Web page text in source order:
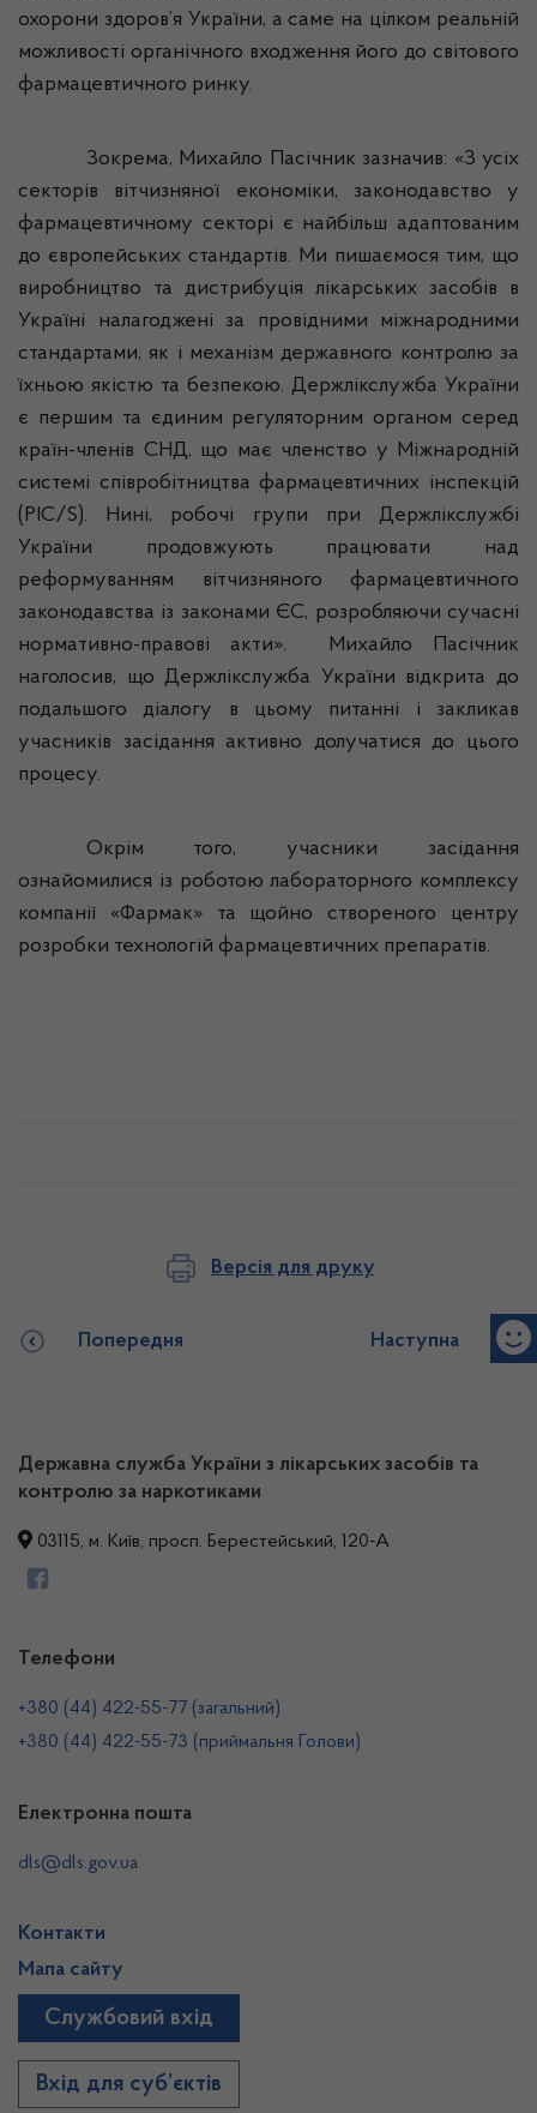
охорони здоров’я України, а саме на цілком реальній
можливості органічного входження його до світового
фармацевтичного ринку.
Зокрема, Михайло Пасічник зазначив: «З усіх
секторів вітчизняної економіки, законодавство у
фармацевтичному секторі є найбільш адаптованим
до європейських стандартів. Ми пишаємося тим, що
виробництво та дистрибуція лікарських засобів в
Україні налагоджені за провідними міжнародними
стандартами, як і механізм державного контролю за
їхньою якістю та безпекою. Держлікслужба України
є першим та єдиним регуляторним органом серед
країн-членів СНД, що має членство у Міжнародній
системі співробітництва фармацевтичних інспекцій
(PIC/S). Нині, робочі групи при Держлікслужбі
України продовжують працювати над
реформуванням вітчизняного фармацевтичного
законодавства із законами ЄС, розробляючи сучасні
нормативно-правові акти».
Михайло Пасічник
наголосив, щоДержлікслужба України відкрита до
подальшого діалогу в цьому питанні і закликав
учасників засідання активно долучатися до цього
процесу.
Окрім того, учасники засідання
ознайомилися із роботою лабораторного комплексу
компанії «Фармак» та щойно створеного центру
розробки технологій фармацевтичних препаратів.
Версія для друку
Попередня Наступна
Державна служба України з лікарських засобів та
контролю за наркотиками
03115, м. Київ, просп. Берестейський, 120-А
Телефони
+380 (44) 422-55-77 (загальний)
+380 (44) 422-55-73 (приймальня Голови)
Електронна пошта
dls@dls.gov.ua
Контакти
Мапа сайту
Службовий вхід
Вхід для суб’єктів